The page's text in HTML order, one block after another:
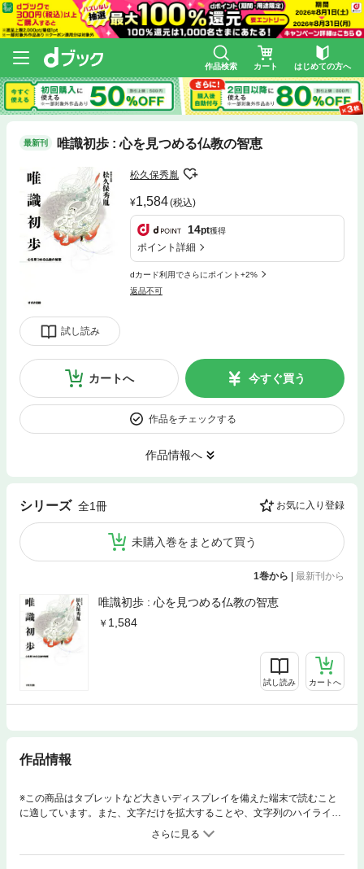
作品検索 カート はじめての方へ
最新刊 唯識初歩 : 心を見つめる仏教の智恵
試し読み
松久保秀胤
1,584(税込)
14pt獲得
ポイント詳細
dカード利用でさらにポイント+2%
返品不可
カートへ 今すぐ買う
作品をチェックする
作品情報へ
シリーズ 全1冊 お気に入り登録
未購入巻をまとめて買う
1巻から | 最新刊から
唯識初歩 : 心を見つめる仏教の智恵
1,584
試し読み カートへ
作品情報
※この商品はタブレットなど大きいディスプレイを備えた端末で読むこと
に適しています。また、文字だけを拡大することや、文字列のハイライ
ト、検索、辞書の参照、引用などの機能が使用できません。仏教の心理学
と呼ばれ、とても難解とされる「唯識」を、奈良薬師寺貫首が平易に解
説。